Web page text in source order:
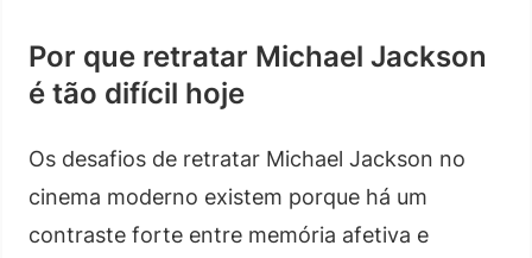
Por que retratar Michael Jackson
é tão difícil hoje
Os desafios de retratar Michael Jackson no
cinema moderno existem porque há um
contraste forte entre memória afetiva e